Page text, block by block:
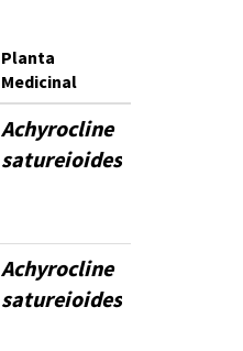
Planta
Medicinal
Achyrocline
satureioides
Achyrocline
satureioides